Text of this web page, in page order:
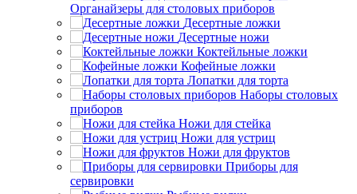
Органайзеры для столовых приборов
Десертные ложки
Десертные ножи
Коктейльные ложки
Кофейные ложки
Лопатки для торта
Наборы столовых
приборов
Ножи для стейка
Ножи для устриц
Ножи для фруктов
Приборы для
сервировки